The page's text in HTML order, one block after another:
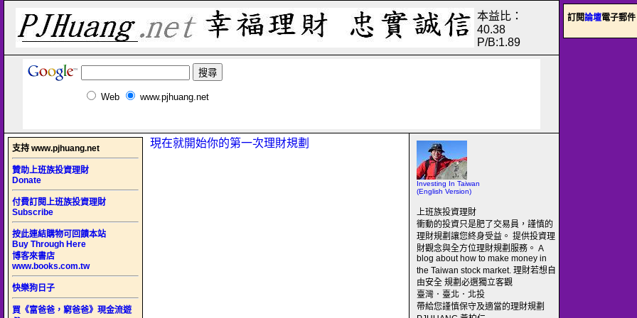
本益比：
40.38
P/B:1.89
Web www.pjhuang.net
Investing In Taiwan
(English Version)
上班族投資理財
衝動的投資只是肥了交易員，謹慎的
理財規劃讓您終身受益。 提供投資理
財觀念與全方位理財規劃服務。 A
blog about how to make money in
the Taiwan stock market. 理財若想自
由安全 規劃必選獨立客觀
臺灣．臺北．北投
帶給您謹慎保守及適當的理財規劃
支持 www.pjhuang.net
贊助上班族投資理財
Donate
付費訂閱上班族投資理財
Subscribe
按此連結購物可回饋本站
Buy Through Here
博客來書店
www.books.com.tw
快樂狗日子
買《富爸爸，窮爸爸》現金流遊
現在就開始你的第一次理財規劃
訂閱論壇電子郵